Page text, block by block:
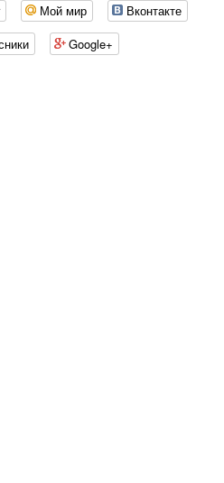
Мой мир
Вконтакте
Google+